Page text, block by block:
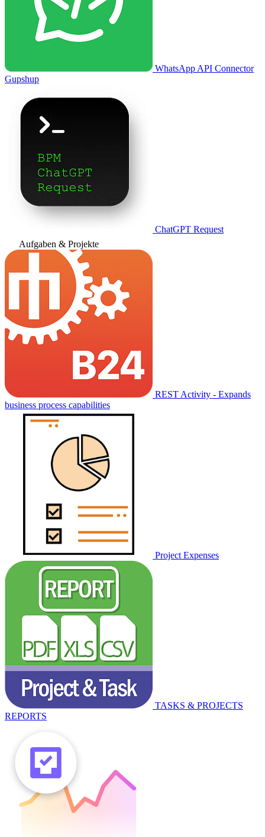
WhatsApp API Connector
Gupshup
ChatGPT Request
Aufgaben & Projekte
REST Activity - Expands
business process capabilities
Project Expenses
TASKS & PROJECTS
REPORTS